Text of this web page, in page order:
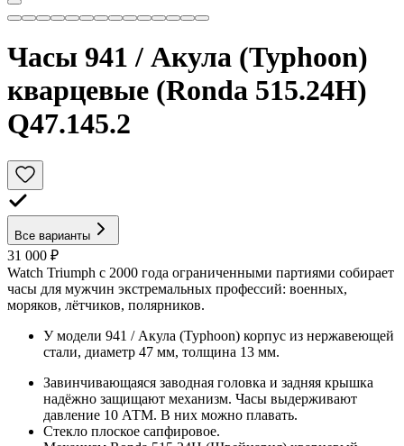
Часы 941 / Акула (Typhoon)
кварцевые (Ronda 515.24H)
Q47.145.2
Все варианты
31 000 ₽
Watch Triumph с 2000 года ограниченными партиями собирает
часы для мужчин экстремальных профессий: военных,
моряков, лётчиков, полярников.
У модели 941 / Акула (Typhoon) корпус из нержавеющей
стали, диаметр 47 мм, толщина 13 мм.
Завинчивающаяся заводная головка и задняя крышка
надёжно защищают механизм. Часы выдерживают
давление 10 АТМ. В них можно плавать.
Стекло плоское сапфировое.